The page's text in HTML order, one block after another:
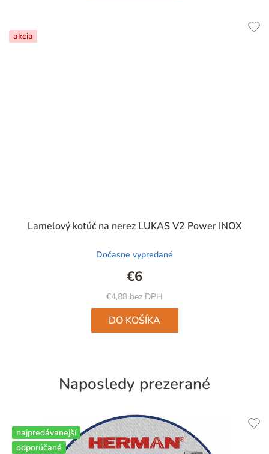
akcia
Lamelový kotúč na nerez LUKAS V2 Power INOX
Dočasne vypredané
€4,88 bez DPH
€6
DO KOŠÍKA
Naposledy prezerané
najpredávanejší
odporúčané